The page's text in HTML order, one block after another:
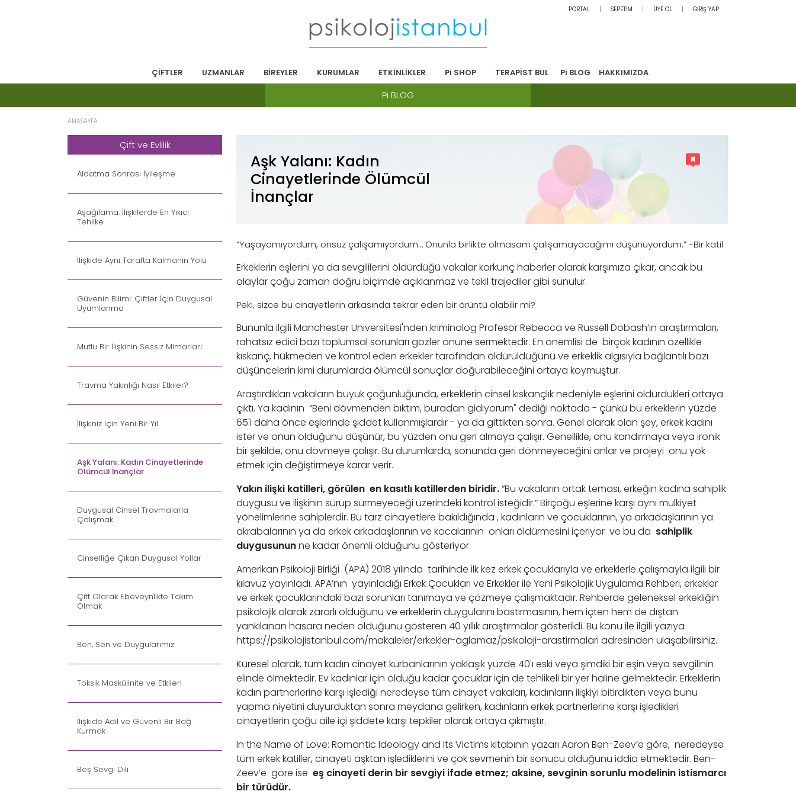
PORTAL SEPETİM ÜYE OL GİRİŞ YAP
ÇİFTLER UZMANLAR BİREYLER KURUMLAR ETKİNLİKLER Pi SHOP TERAPİST BUL Pi BLOG HAKKIMIZDA
Pi BLOG
ANASAYFA
Çift ve Evlilik
Aldatma Sonrası İyileşme
Aşağılama: İlişkilerde En Yıkıcı
Tehlike
İlişkide Aynı Tarafta Kalmanın Yolu
Güvenin Bilimi: Çiftler İçin Duygusal
Uyumlanma
Mutlu Bir İlişkinin Sessiz Mimarları:
Travma Yakınlığı Nasıl Etkiler?
İlişkiniz İçin Yeni Bir Yıl
Aşk Yalanı: Kadın Cinayetlerinde
Ölümcül İnançlar
Duygusal Cinsel Travmalarla
Çalışmak
Cinselliğe Çıkan Duygusal Yollar
Çift Olarak Ebeveynlikte Takım
Olmak
Ben, Sen ve Duygularımız
Toksik Maskülinite ve Etkileri
İlişkide Adil ve Güvenli Bir Bağ
Kurmak
Beş Sevgi Dili
Aşk Yalanı: Kadın
Cinayetlerinde Ölümcül
İnançlar
“Yaşayamıyordum, onsuz çalışamıyordum… Onunla birlikte olmasam çalışamayacağımı düşünüyordum.” -Bir katil
Erkeklerin eşlerini ya da sevgililerini öldürdüğü vakalar korkunç haberler olarak karşımıza çıkar, ancak bu
olaylar çoğu zaman doğru biçimde açıklanmaz ve tekil trajediler gibi sunulur.
Peki, sizce bu cinayetlerin arkasında tekrar eden bir örüntü olabilir mi?
Bununla ilgili Manchester Üniversitesi'nden kriminolog Profesör Rebecca ve Russell Dobash’ın araştırmaları,
rahatsız edici bazı toplumsal sorunları gözler önüne sermektedir. En önemlisi de birçok kadının özellikle
kıskanç, hükmeden ve kontrol eden erkekler tarafından öldürüldüğünü ve erkeklik algısıyla bağlantılı bazı
düşüncelerin kimi durumlarda ölümcül sonuçlar doğurabileceğini ortaya koymuştur.
Araştırdıkları vakaların büyük çoğunluğunda, erkeklerin cinsel kıskançlık nedeniyle eşlerini öldürdükleri ortaya
çıktı. Ya kadının “Beni dövmenden bıktım, buradan gidiyorum" dediği noktada - çünkü bu erkeklerin yüzde
65'i daha önce eşlerinde şiddet kullanmışlardır - ya da gittikten sonra. Genel olarak olan şey, erkek kadını
ister ve onun olduğunu düşünür, bu yüzden onu geri almaya çalışır. Genellikle, onu kandırmaya veya ironik
bir şekilde, onu dövmeye çalışır. Bu durumlarda, sonunda geri dönmeyeceğini anlar ve projeyi onu yok
etmek için değiştirmeye karar verir.
Yakın ilişki katilleri, görülen en kasıtlı katillerden biridir.“Bu vakaların ortak teması, erkeğin kadına sahiplik
duygusu ve ilişkinin sürüp sürmeyeceği üzerindeki kontrol isteğidir.” Birçoğu eşlerine karşı aynı mülkiyet
yönelimlerine sahiplerdir. Bu tarz cinayetlere bakıldığında , kadınların ve çocuklarının, ya arkadaşlarının ya
akrabalarının ya da erkek arkadaşlarının ve kocalarının onları öldürmesini içeriyor ve bu da sahiplik
duygusununne kadar önemli olduğunu gösteriyor.
Amerikan Psikoloji Birliği (APA) 2018 yılında tarihinde ilk kez erkek çocuklarıyla ve erkeklerle çalışmayla ilgili bir
kılavuz yayınladı. APA’nın yayınladığı Erkek Çocukları ve Erkekler ile Yeni Psikolojik Uygulama Rehberi, erkekler
ve erkek çocuklarındaki bazı sorunları tanımaya ve çözmeye çalışmaktadır. Rehberde geleneksel erkekliğin
psikolojik olarak zararlı olduğunu ve erkeklerin duygularını bastırmasının, hem içten hem de dıştan
yankılanan hasara neden olduğunu gösteren 40 yıllık araştırmalar gösterildi. Bu konu ile ilgili yazıya
https://psikolojistanbul.com/makaleler/erkekler-aglamaz/psikoloji-arastirmalari adresinden ulaşabilirsiniz.
Küresel olarak, tüm kadın cinayet kurbanlarının yaklaşık yüzde 40'ı eski veya şimdiki bir eşin veya sevgilinin
elinde ölmektedir. Ev kadınlar için olduğu kadar çocuklar için de tehlikeli bir yer haline gelmektedir. Erkeklerin
kadın partnerlerine karşı işlediği neredeyse tüm cinayet vakaları, kadınların ilişkiyi bitirdikten veya bunu
yapma niyetini duyurduktan sonra meydana gelirken, kadınların erkek partnerlerine karşı işledikleri
cinayetlerin çoğu aile içi şiddete karşı tepkiler olarak ortaya çıkmıştır.
In the Name of Love: Romantic Ideology and Its Victims kitabının yazarı Aaron Ben-Zeev’e göre, neredeyse
tüm erkek katiller, cinayeti aşktan işlediklerini ve çok sevmenin bir sonucu olduğunu iddia etmektedir. Ben-
Zeev’e göre ise eş cinayeti derin bir sevgiyi ifade etmez; aksine, sevginin sorunlu modelinin istismarcı
bir türüdür.